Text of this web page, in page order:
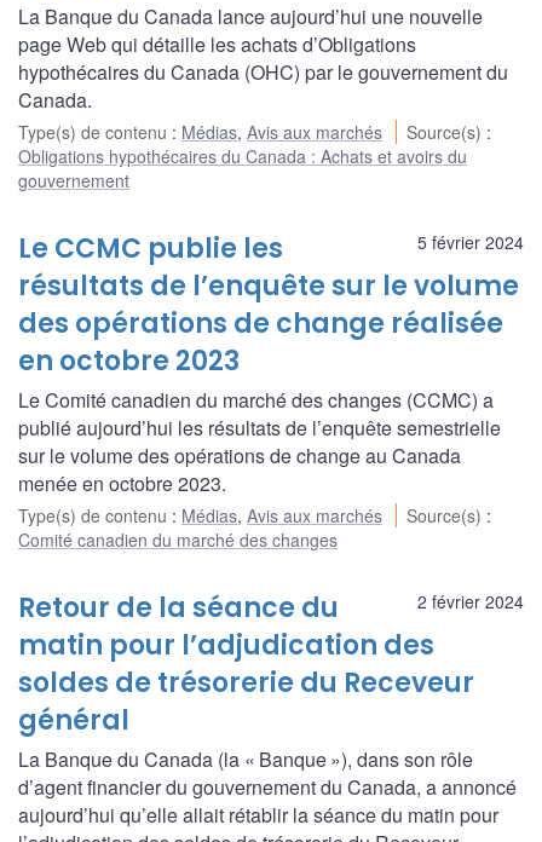
La Banque du Canada lance aujourd’hui une nouvelle
page Web qui détaille les achats d’Obligations
hypothécaires du Canada (OHC) par le gouvernement du
Canada.
Type(s) de contenu : Médias, Avis aux marchés Source(s) :
Obligations hypothécaires du Canada : Achats et avoirs du
gouvernement
5 février 2024
Le CCMC publie les
résultats de l’enquête sur le volume
des opérations de change réalisée
en octobre 2023
Le Comité canadien du marché des changes (CCMC) a
publié aujourd’hui les résultats de l’enquête semestrielle
sur le volume des opérations de change au Canada
menée en octobre 2023.
Type(s) de contenu : Médias, Avis aux marchés Source(s) :
Comité canadien du marché des changes
2 février 2024
Retour de la séance du
matin pour l’adjudication des
soldes de trésorerie du Receveur
général
La Banque du Canada (la « Banque »), dans son rôle
d’agent financier du gouvernement du Canada, a annoncé
aujourd’hui qu’elle allait rétablir la séance du matin pour